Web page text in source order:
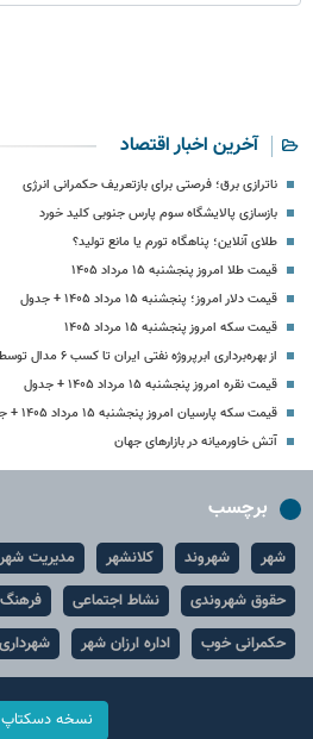
آخرین اخبار اقتصاد
ناترازی برق؛ فرصتی برای بازتعریف حکمرانی انرژی
بازسازی پالایشگاه سوم پارس جنوبی کلید خورد
طلای آنلاین؛ پناهگاه تورم یا مانع تولید؟
قیمت طلا امروز پنجشنبه ۱۵ مرداد ۱۴۰۵
قیمت دلار امروز؛ پنجشنبه ۱۵ مرداد ۱۴۰۵ + جدول
قیمت سکه امروز پنجشنبه ۱۵ مرداد ۱۴۰۵
از بهره‌برداری ابرپروژه نفتی ایران تا کسب ۶ مدال توسط ملی‌پوشان دوومیدانی
قیمت نقره امروز پنجشنبه ۱۵ مرداد ۱۴۰۵ + جدول
قیمت سکه پارسیان امروز پنجشنبه ۱۵ مرداد ۱۴۰۵ + جدول
آتش خاورمیانه در بازارهای جهان
برچسب
شهر شهروند کلانشهر مدیریت
حقوق شهروندی
نشاط اجتماعی
حکمرانی خوب
اداره ارزان شهر شهرداری
نسخه دسکتاپ